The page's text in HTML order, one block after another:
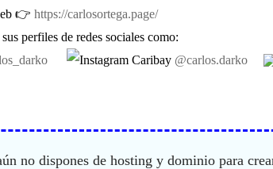
👉 https://carlosortega.page/
perfiles de redes sociales como:
@carlos.darko
no dispones de hosting y dominio para